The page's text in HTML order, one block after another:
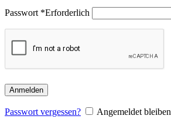
Passwort *Erforderlich
Anmelden
Passwort vergessen?
Angemeldet bleiben